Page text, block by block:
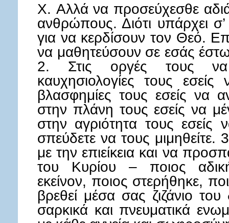
X. Αλλά να προσεύχεσθε
ανθρώπους. Διότι υπάρχει
για να κερδίσουν τον Θεό.
να μαθητεύσουν σε εσάς
2. Στις οργές τους να
καυχησιολογίες τους εσείς
βλασφημίες τους εσείς να
στην πλάνη τους εσείς να
στην αγριότητα τους εσείς
σπεύδετε να τους μιμηθείτε.
με την επιείκεια και να
του Κυρίου – ποιος
εκείνον, ποιος στερήθηκε,
βρεθεί μέσα σας ζιζάνιο
σαρκικά και πνευματικά